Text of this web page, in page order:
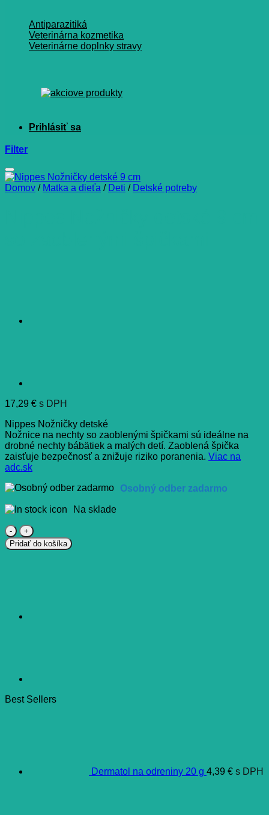
Antiparazitiká
Veterinárna kozmetika
Veterinárne doplnky stravy
Filter
Domov / Matka a dieťa / Deti / Detské potreby
17,29 € s DPH
Nippes Nožničky detské
Nožnice na nechty so zaoblenými špičkami sú ideálne na
drobné nechty bábätiek a malých detí. Zaoblená špička
zaisťuje bezpečnosť a znižuje riziko poranenia. Viac na
adc.sk
Osobný odber zadarmo
Na sklade
množstvo
Nippes
Nožničky
špičkami
Pridať do košíka
Best Sellers
Dermatol na odreniny 20 g 4,39 € s DPH